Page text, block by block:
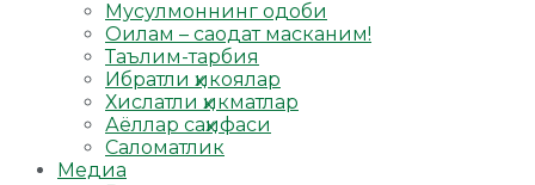
Мусулмоннинг одоби
Оилам – саодат масканим!
Таълим-тарбия
Ибратли ҳикоялар
Хислатли ҳикматлар
Аёллар саҳифаси
Саломатлик
Медиа